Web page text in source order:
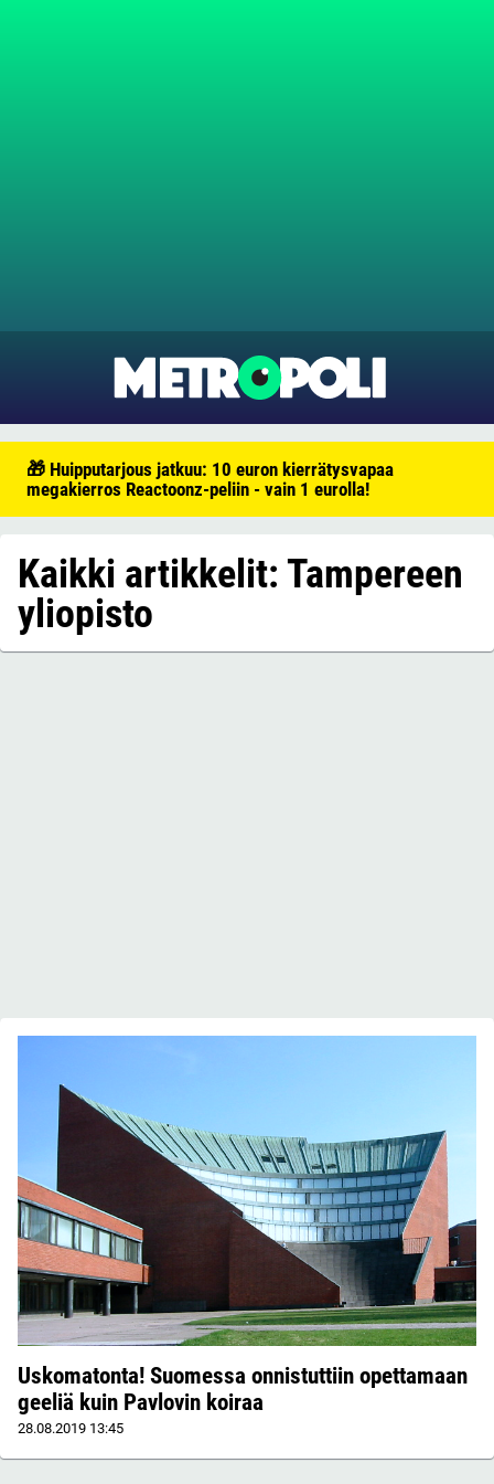
🎁 Huipputarjous jatkuu: 10 euron kierrätysvapaa
megakierros Reactoonz-peliin - vain 1 eurolla!
Kaikki artikkelit: Tampereen
yliopisto
Uskomatonta! Suomessa onnistuttiin opettamaan
geeliä kuin Pavlovin koiraa
28.08.2019 13:45